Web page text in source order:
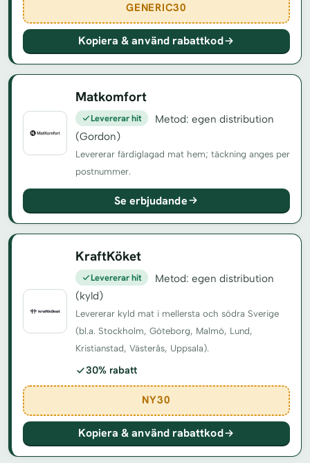
GENERIC30
Kopiera & använd rabattkod
Matkomfort
Levererar hit
Metod: egen distribution
(Gordon)
Levererar färdiglagad mat hem; täckning anges per
postnummer.
Se erbjudande
KraftKöket
Levererar hit
Metod: egen distribution
(kyld)
Levererar kyld mat i mellersta och södra Sverige
(bl.a. Stockholm, Göteborg, Malmö, Lund,
Kristianstad, Västerås, Uppsala).
30% rabatt
NY30
Kopiera & använd rabattkod